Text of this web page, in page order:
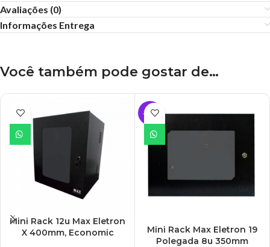
Avaliações (0)
Informações Entrega
Você também pode gostar de…
Mini Rack 12u Max Eletron
X 400mm, Economic
-24%
Mini Rack Max Eletron 19
Polegada 8u 350mm